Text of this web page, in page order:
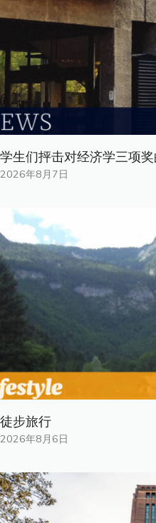
学生们抨击对经济学三项
2026年8月7日
徒步旅行
2026年8月6日